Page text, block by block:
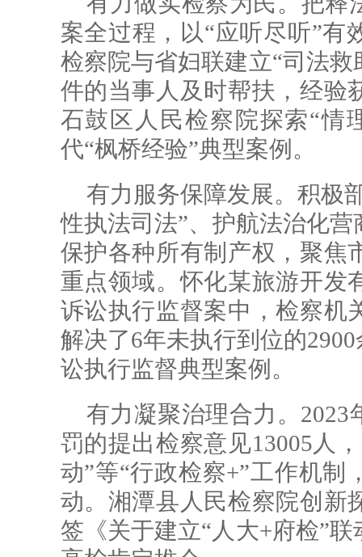
案全过程，以“应听尽听”有
检察院与省妇联建立“司法
件的当事人及时帮扶，经验
石鼓区人民检察院探索“情
代“枫桥经验”典型案例。
有力服务保障发展。积极
性执法司法”、护航法治化
保护各种所有制产权，聚焦
重点领域。怀化某旅游开发
诉讼执行监督案中，检察机
解决了6年未执行到位的
讼执行监督典型案例。
有力凝聚治理合力。
罚的提出检察意见13005人
动”等“行政检察+”工作机
动。湘潭县人民检察院创新
签《关于建立“人大+府检”